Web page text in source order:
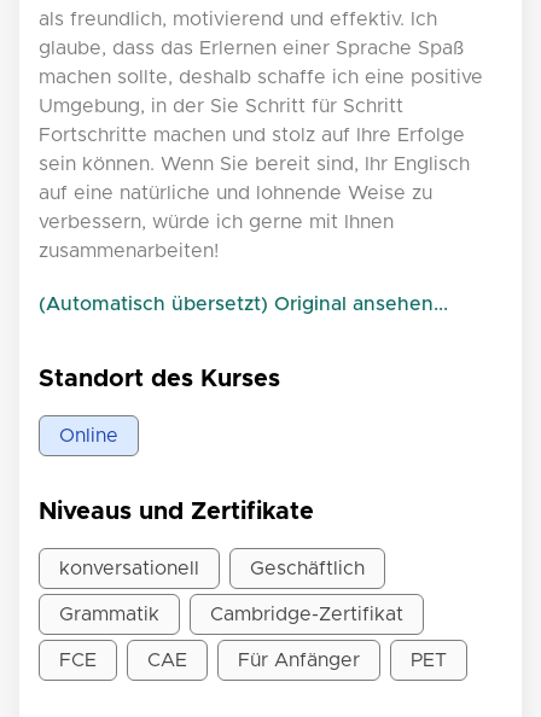
als freundlich, motivierend und effektiv. Ich
glaube, dass das Erlernen einer Sprache Spaß
machen sollte, deshalb schaffe ich eine positive
Umgebung, in der Sie Schritt für Schritt
Fortschritte machen und stolz auf Ihre Erfolge
sein können. Wenn Sie bereit sind, Ihr Englisch
auf eine natürliche und lohnende Weise zu
verbessern, würde ich gerne mit Ihnen
zusammenarbeiten!
(Automatisch übersetzt) Original ansehen...
Standort des Kurses
Online
Niveaus und Zertifikate
konversationell Geschäftlich
Grammatik Cambridge-Zertifikat
FCE CAE Für Anfänger PET